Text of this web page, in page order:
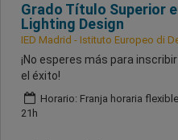
Grado Título Superior
Lighting Design
IED Madrid - Istituto Europeo di
¡No esperes más para
el éxito!
Horario: Franja horaria
21h